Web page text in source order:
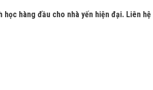
hàng đầu cho nhà yến hiện đại. Liên